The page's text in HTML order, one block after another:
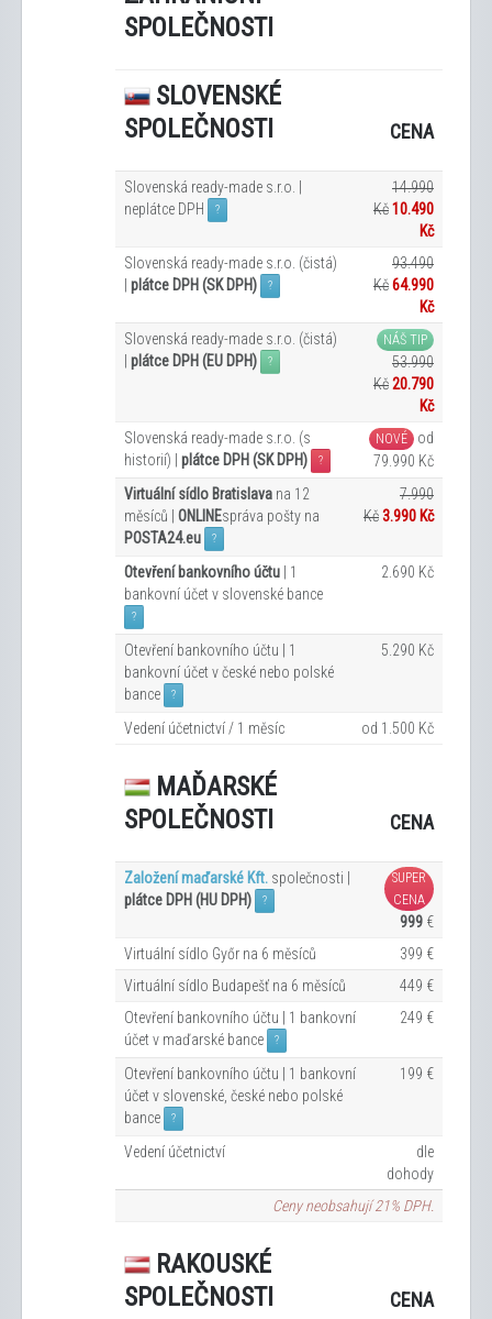
SPOLEČNOSTI
SLOVENSKÉ
SPOLEČNOSTI
CENA
Slovenská ready-made s.r.o. |
neplátce DPH
?
14.990
Kč10.490
Kč
Slovenská ready-made s.r.o. (čistá)
plátce DPH (SK DPH) ?
93.490
Kč64.990
Kč
Slovenská ready-made s.r.o. (čistá)
plátce DPH (EU DPH) ?
NÁŠ TIP
53.990
Kč20.790
Kč
Slovenská ready-made s.r.o. (s
historií) | plátce DPH (SK DPH) ?
NOVÉ
od
79.990 Kč
Virtuální sídlo Bratislava na 12
měsíců | ONLINEspráva pošty na
POSTA24.eu
?
7.990
Kč3.990 Kč
Otevření bankovního účtu | 1
bankovní účet v slovenské bance
?
2.690 Kč
Otevření bankovního účtu | 1
bankovní účet v české nebo polské
bance
?
5.290 Kč
Vedení účetnictví / 1 měsíc od 1.500 Kč
MAĎARSKÉ
SPOLEČNOSTI
CENA
Založení maďarské Kft. společnosti |
plátce DPH (HU DPH)
?
SUPER
CENA
999 €
Virtuální sídlo Győr na 6 měsíců
399 €
Virtuální sídlo Budapešť na 6 měsíců
449 €
Otevření bankovního účtu | 1 bankovní
účet v maďarské bance
?
249 €
Otevření bankovního účtu | 1 bankovní
účet v slovenské, české nebo polské
bance
?
199 €
Vedení účetnictví
dle
dohody
Ceny neobsahují 21% DPH.
RAKOUSKÉ
SPOLEČNOSTI
CENA